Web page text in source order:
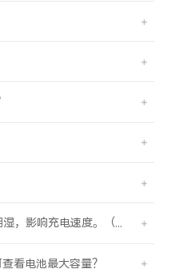
设备出现提示信息：USB端口潮湿，影响充电速度。（伴随“滴滴”提示音）
看电池最大容量？